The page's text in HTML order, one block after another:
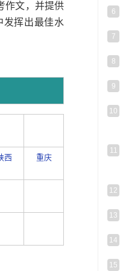
作文，并提供
发挥出最佳水
西 重庆
6
7
8
9
10
13
14
15